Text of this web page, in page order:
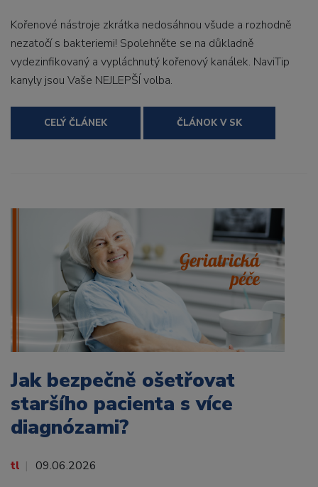
Kořenové nástroje zkrátka nedosáhnou všude a rozhodně
nezatočí s bakteriemi! Spolehněte se na důkladně
vydezinfikovaný a vypláchnutý kořenový kanálek. NaviTip
kanyly jsou Vaše NEJLEPŠÍ volba.
CELÝ ČLÁNEK ČLÁNOK V SK
Jak bezpečně ošetřovat
staršího pacienta s více
diagnózami?
tl 09.06.2026